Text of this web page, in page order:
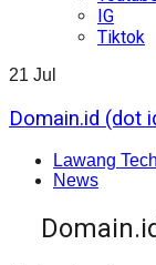
IG
Tiktok
21 Jul
Domain.id (dot
Lawang
News